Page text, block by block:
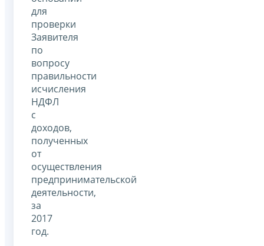
для
проверки
Заявителя
по
вопросу
правильности
исчисления
НДФЛ
с
доходов,
полученных
от
осуществления
предпринимательской
деятельности,
за
2017
год.